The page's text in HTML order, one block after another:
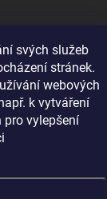
svých služeb
stránek.
webových
k vytváření
vylepšení